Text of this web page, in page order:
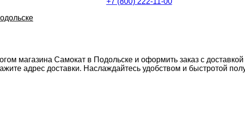
магазина Самокат в Подольске и оформить заказ с
адрес доставки. Наслаждайтесь удобством и быстротой